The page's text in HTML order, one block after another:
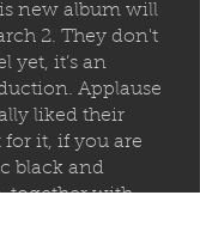
new album will
2. They don't
yet, it’s an
Applause
liked their
it, if you are
black and
together with